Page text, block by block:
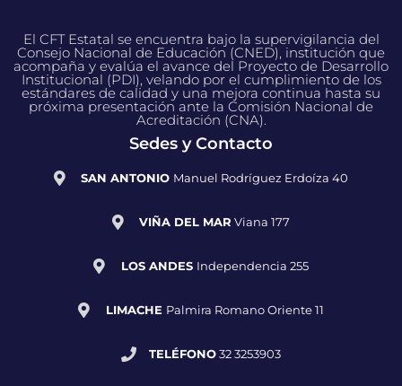
El CFT Estatal se encuentra bajo la supervigilancia del
Consejo Nacional de Educación (CNED), institución que
acompaña y evalúa el avance del Proyecto de Desarrollo
Institucional (PDI), velando por el cumplimiento de los
estándares de calidad y una mejora continua hasta su
próxima presentación ante la Comisión Nacional de
Acreditación (CNA).
Sedes y Contacto
SAN ANTONIO Manuel Rodríguez Erdoíza 40
VIÑA DEL MAR Viana 177
LOS ANDES Independencia 255
LIMACHE Palmira Romano Oriente 11
TELÉFONO32 3253903